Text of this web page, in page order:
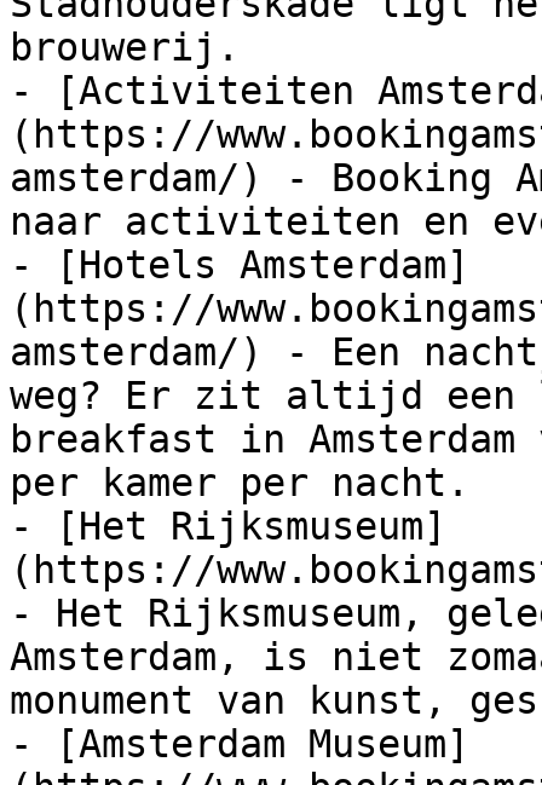
brouwerij.
- [Activiteiten
(https://
amsterdam/) - Booking
naar activiteiten en
- [Hotels Amsterdam]
(https://
amsterdam/) - Een
weg? Er zit altijd een
breakfast in
per kamer per nacht.
- [Het Rijksmuseum]
(https://
- Het Rijksmuseum,
Amsterdam, is niet
monument van kunst,
- [Amsterdam Museum]